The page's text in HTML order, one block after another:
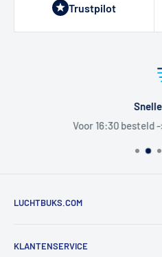
Trustpilot
Snelle
Voor 16:30 besteld ->
LUCHTBUKS.COM
Utrechtlaan 9
KLANTENSERVICE